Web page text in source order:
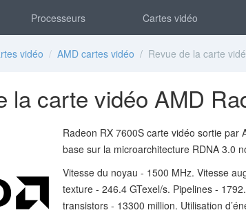
Processeurs Cartes vidéo
vidéo / AMD cartes vidéo / Revue de la carte
la carte vidéo AMD
Radeon RX 7600S carte vidéo sortie
base sur la microarchitecture RDNA 3.0
Vitesse du noyau - 1500 MHz. Vitesse
texture - 246.4 GTexel/s. Pipelines -
transistors - 13300 million. Utilisation